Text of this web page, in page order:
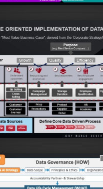
Artikel:
Business Case
einer Data Driven
VIEW